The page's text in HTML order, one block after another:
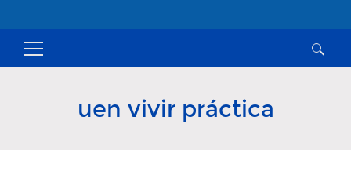
Buscar:uen vivir práctica